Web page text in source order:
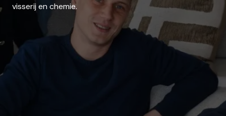
visserij en chemie.